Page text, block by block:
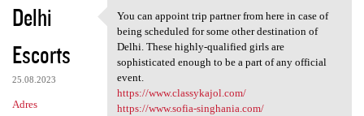
Delhi
Escorts
25.08.2023
Adres
You can appoint trip partner
You can appoint trip partner from here in case of
being scheduled for some other destination of
Delhi. These highly-qualified girls are
sophisticated enough to be a part of any official
event.
https://www.classykajol.com/
https://www.sofia-singhania.com/